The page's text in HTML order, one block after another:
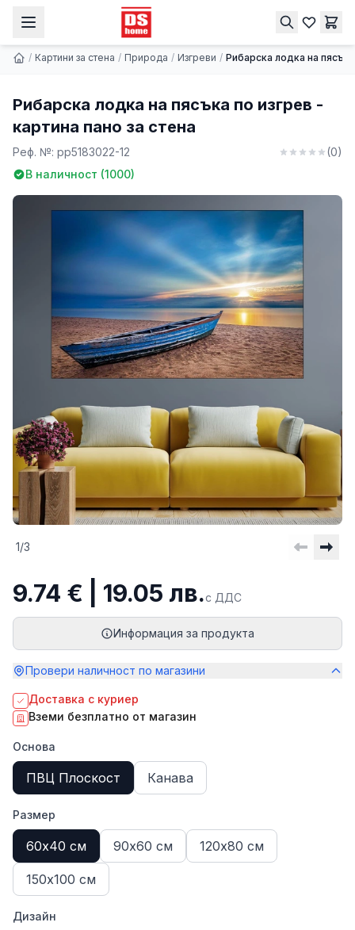
/ Картини за стена / Природа / Изгреви / Рибарска лодка на
Рибарска лодка на пясъка по изгрев -
картина пано за стена
Реф. №: pp5183022-12 (0)
В наличност (1000)
1/3
9.74 € | 19.05 лв.с ДДС
Информация за продукта
Провери наличност по магазини
Доставка с куриер
Вземи безплатно от магазин
Основа
ПВЦ Плоскост Канава
Размер
60х40 см 90х60 см 120х80 см
150х100 см
Дизайн
9.74 € | 19.05 лв. Купи